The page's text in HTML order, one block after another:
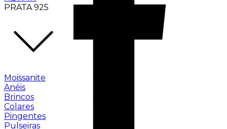
PRATA 925
Moissanite
Anéis
Brincos
Colares
Pingentes
Pulseiras